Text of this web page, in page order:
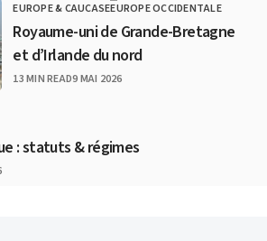
CATEGORY
EUROPE & CAUCASEEUROPE OCCIDENTALE
Royaume-uni de Grande-Bretagne
et d’Irlande du nord
13 MIN READPUBLISHED
9 MAI 2026
: statuts & régimes